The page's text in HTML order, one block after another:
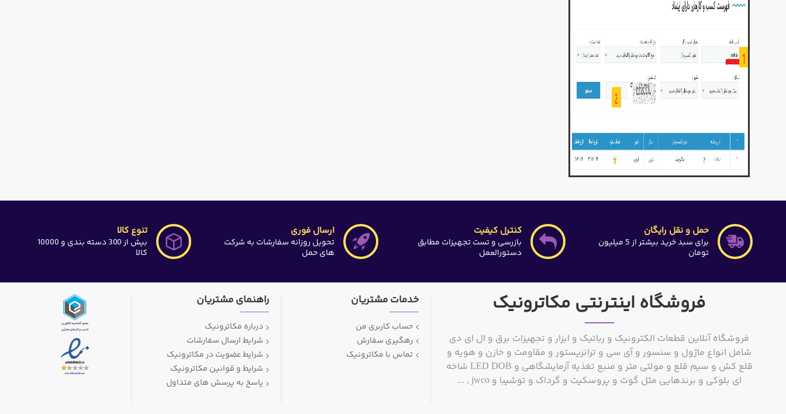
حمل و نقل رایگان
برای سبد خرید بیشتر از 5 میلیون
تومان
کنترل کیفیت
بازرسی و تست تجهیزات مطابق
دستورالعمل
ارسال فوری
تحویل روزانه سفارشات به شرکت
های حمل
تنوع کالا
بیش از 300 دسته بندی و 10000
کالا
فروشگاه اینترنتی مکاترونیک
فروشگاه آنلاین قطعات الکترونیک و رباتیک و ابزار و تجهیزات برق و ال ای دی
شامل انواع ماژول و سنسور و آی سی و ترانزیستور و مقاومت و خازن و هویه و
قلع کش و سیم قلع و مولتی متر و منبع تغذیه آزمایشگاهی و LED DOB شاخه
ای بلوکی و برندهایی مثل گوت و پروسکیت و گرداک و توشیبا و jwco , ...
خدمات مشتریان
حساب کاربری من
رهگیری سفارش
تماس با مکاترونیک
راهنمای مشتریان
درباره مکاترونیک
شرایط ارسال سفارشات
شرایط عضویت در مکاترونیک
شرایط و قوانین مکاترونیک
پاسخ به پرسش های متداول